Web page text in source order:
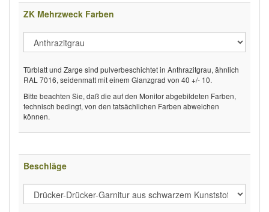
ZK Mehrzweck Farben
Türblatt und Zarge sind pulverbeschichtet in Anthrazitgrau, ähnlich
RAL 7016, seidenmatt mit einem Glanzgrad von 40 +/- 10.
Bitte beachten Sie, daß die auf den Monitor abgebildeten Farben,
technisch bedingt, von den tatsächlichen Farben abweichen
können.
Beschläge